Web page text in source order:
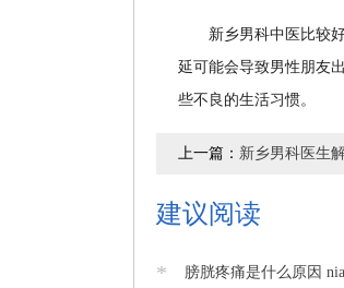
新乡男科中医比较好
延可能会导致男性朋友
些不良的生活习惯。
上一篇： 新乡男科医生
建议阅读
* 膀胱疼痛是什么原因 nia